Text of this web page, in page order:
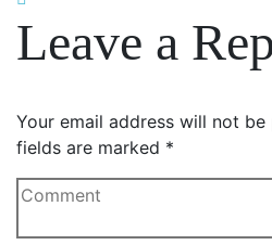
Leave a
Your email address will not be
fields are marked *